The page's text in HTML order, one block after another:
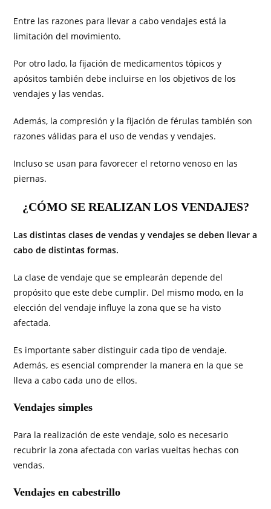
Entre las razones para llevar a cabo vendajes está la
limitación del movimiento.
Por otro lado, la fijación de medicamentos tópicos y
apósitos también debe incluirse en los objetivos de los
vendajes y las vendas.
Además, la compresión y la fijación de férulas también son
razones válidas para el uso de vendas y vendajes.
Incluso se usan para favorecer el retorno venoso en las
piernas.
¿CÓMO SE REALIZAN LOS VENDAJES?
Las distintas clases de vendas y vendajes se deben llevar a
cabo de distintas formas.
La clase de vendaje que se emplearán depende del
propósito que este debe cumplir. Del mismo modo, en la
elección del vendaje influye la zona que se ha visto
afectada.
Es importante saber distinguir cada tipo de vendaje.
Además, es esencial comprender la manera en la que se
lleva a cabo cada uno de ellos.
Vendajes simples
Para la realización de este vendaje, solo es necesario
recubrir la zona afectada con varias vueltas hechas con
vendas.
Vendajes en cabestrillo